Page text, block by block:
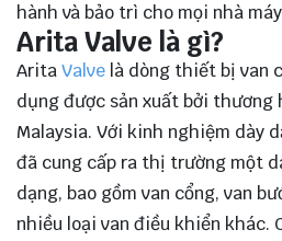
hành và bảo trì cho mọi nhà
Arita Valve là gì?
AritaValve là dòng thiết bị van
dụng được sản xuất bởi thương
Malaysia. Với kinh nghiệm dày
đã cung cấp ra thị trường một
dạng, bao gồm van cổng, van
nhiều loại van điều khiển khác.